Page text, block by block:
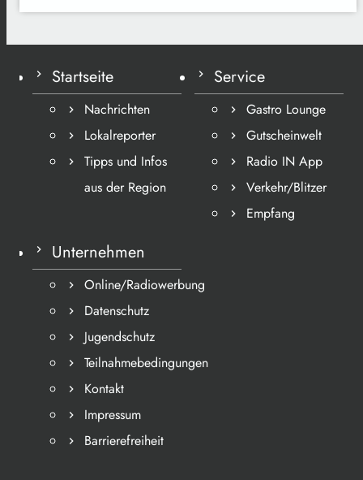
Startseite
Nachrichten
Lokalreporter
Tipps und Infos
aus der Region
Service
Gastro Lounge
Gutscheinwelt
Radio IN App
Verkehr/Blitzer
Empfang
Unternehmen
Online/Radiowerbung
Datenschutz
Jugendschutz
Teilnahmebedingungen
Kontakt
Impressum
Barrierefreiheit